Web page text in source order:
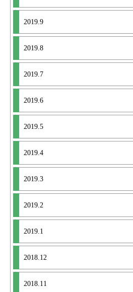
2019.9
2019.8
2019.7
2019.6
2019.5
2019.4
2019.3
2019.2
2019.1
2018.12
2018.11